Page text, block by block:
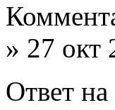
» 27 окт
Ответ